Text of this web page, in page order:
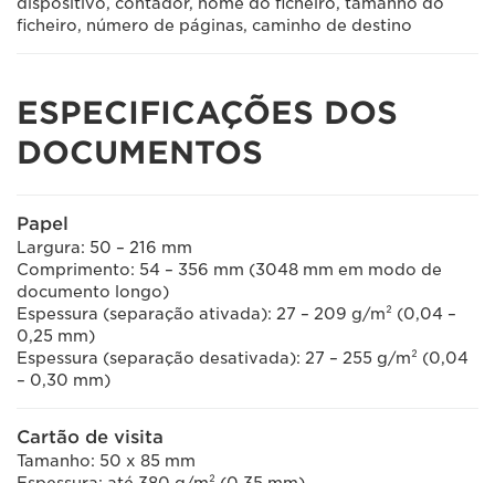
ficheiro, número de páginas, caminho de destino
ESPECIFICAÇÕES DOS
DOCUMENTOS
Papel
Largura: 50 – 216 mm
Comprimento: 54 – 356 mm (3048 mm em modo de
documento longo)
Espessura (separação ativada): 27 – 209 g/m² (0,04 –
0,25 mm)
Espessura (separação desativada): 27 – 255 g/m² (0,04
– 0,30 mm)
Cartão de visita
Tamanho: 50 x 85 mm